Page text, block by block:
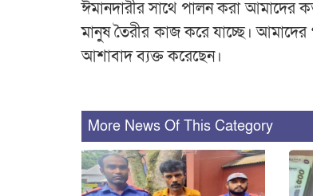
ঈমানদারীর সাথে পালন করা আমাদের
মানুষ তৈরীর কাজ করে যাচ্ছে।
আশাবাদ ব্যক্ত করেছেন।
More News Of This Category